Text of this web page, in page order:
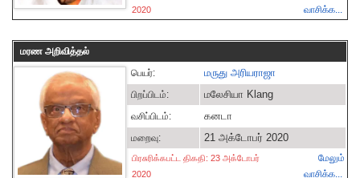
2020
வாசிக்க...
மரண அறிவித்தல்
பெயர்:
மருது அரியராஜா
பிறப்பிடம்: மலேசியா Klang
வசிப்பிடம்: கனடா
மறைவு: 21 அக்டோபர் 2020
பிரசுரிக்கபட்ட திகதி: 23 அக்டோபர்
2020
மேலும்
வாசிக்க...